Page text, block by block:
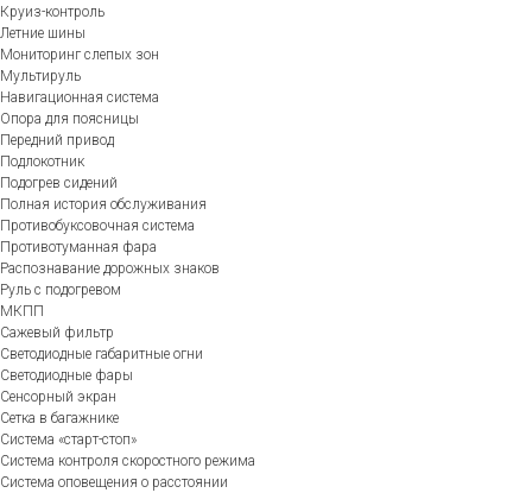
Круиз-контроль
Летние шины
Мониторинг слепых зон
Мультируль
Навигационная система
Опора для поясницы
Передний привод
Подлокотник
Подогрев сидений
Полная история обслуживания
Противобуксовочная система
Противотуманная фара
Распознавание дорожных знаков
Руль с подогревом
МКПП
Сажевый фильтр
Светодиодные габаритные огни
Светодиодные фары
Сенсорный экран
Сетка в багажнике
Система «старт-стоп»
Система контроля скоростного режима
Система оповещения о расстоянии